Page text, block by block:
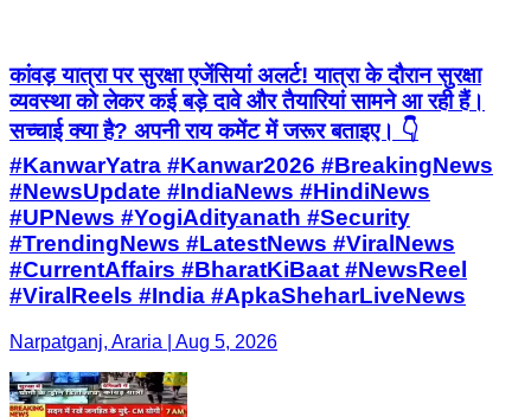
कांवड़ यात्रा पर सुरक्षा एजेंसियां अलर्ट! यात्रा के दौरान सुरक्षा
व्यवस्था को लेकर कई बड़े दावे और तैयारियां सामने आ रही हैं।
सच्चाई क्या है? अपनी राय कमेंट में जरूर बताइए। 👇
#KanwarYatra #Kanwar2026 #BreakingNews
#NewsUpdate #IndiaNews #HindiNews
#UPNews #YogiAdityanath #Security
#TrendingNews #LatestNews #ViralNews
#CurrentAffairs #BharatKiBaat #NewsReel
#ViralReels #India #ApkaSheharLiveNews
Narpatganj, Araria | Aug 5, 2026